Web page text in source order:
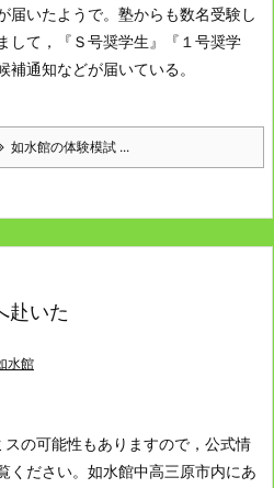
届いたようで。 塾からも数名受験し
して，『Ｓ号奨学生』『１号奨学
補通知などが届いている。
如水館の体験模試 ...
赴いた
水館
スの可能性もありますので，公式情
ください。 如水館中高三原市内にあ